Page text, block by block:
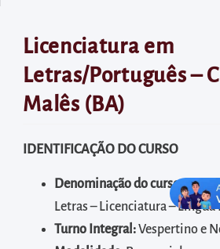
internas
Acessar
diretamente
as
postas
Licenciatura em
Letras/Português –
Malês (BA)
IDENTIFICAÇÃO DO CURSO
Denominação do curso:Curso
Letras – Licenciatura – Língua
Turno Integral:Vespertino e